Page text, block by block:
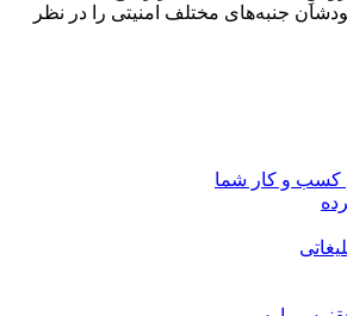
جنبه‌های مختلف امنیتی را در نظر
و کار شما